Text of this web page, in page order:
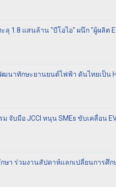
ลุ 1.8 แสนล้าน "บีโอไอ" ผนึก "ผู้ผลิต
นาทักษะยานยนต์ไฟฟ้า ดันไทยเป็น
ม จับมือ JCCI หนุน SMEs ขับเคลื่อน
ษา ร่วมงานสัปดาห์แลกเปลี่ยนการศึก